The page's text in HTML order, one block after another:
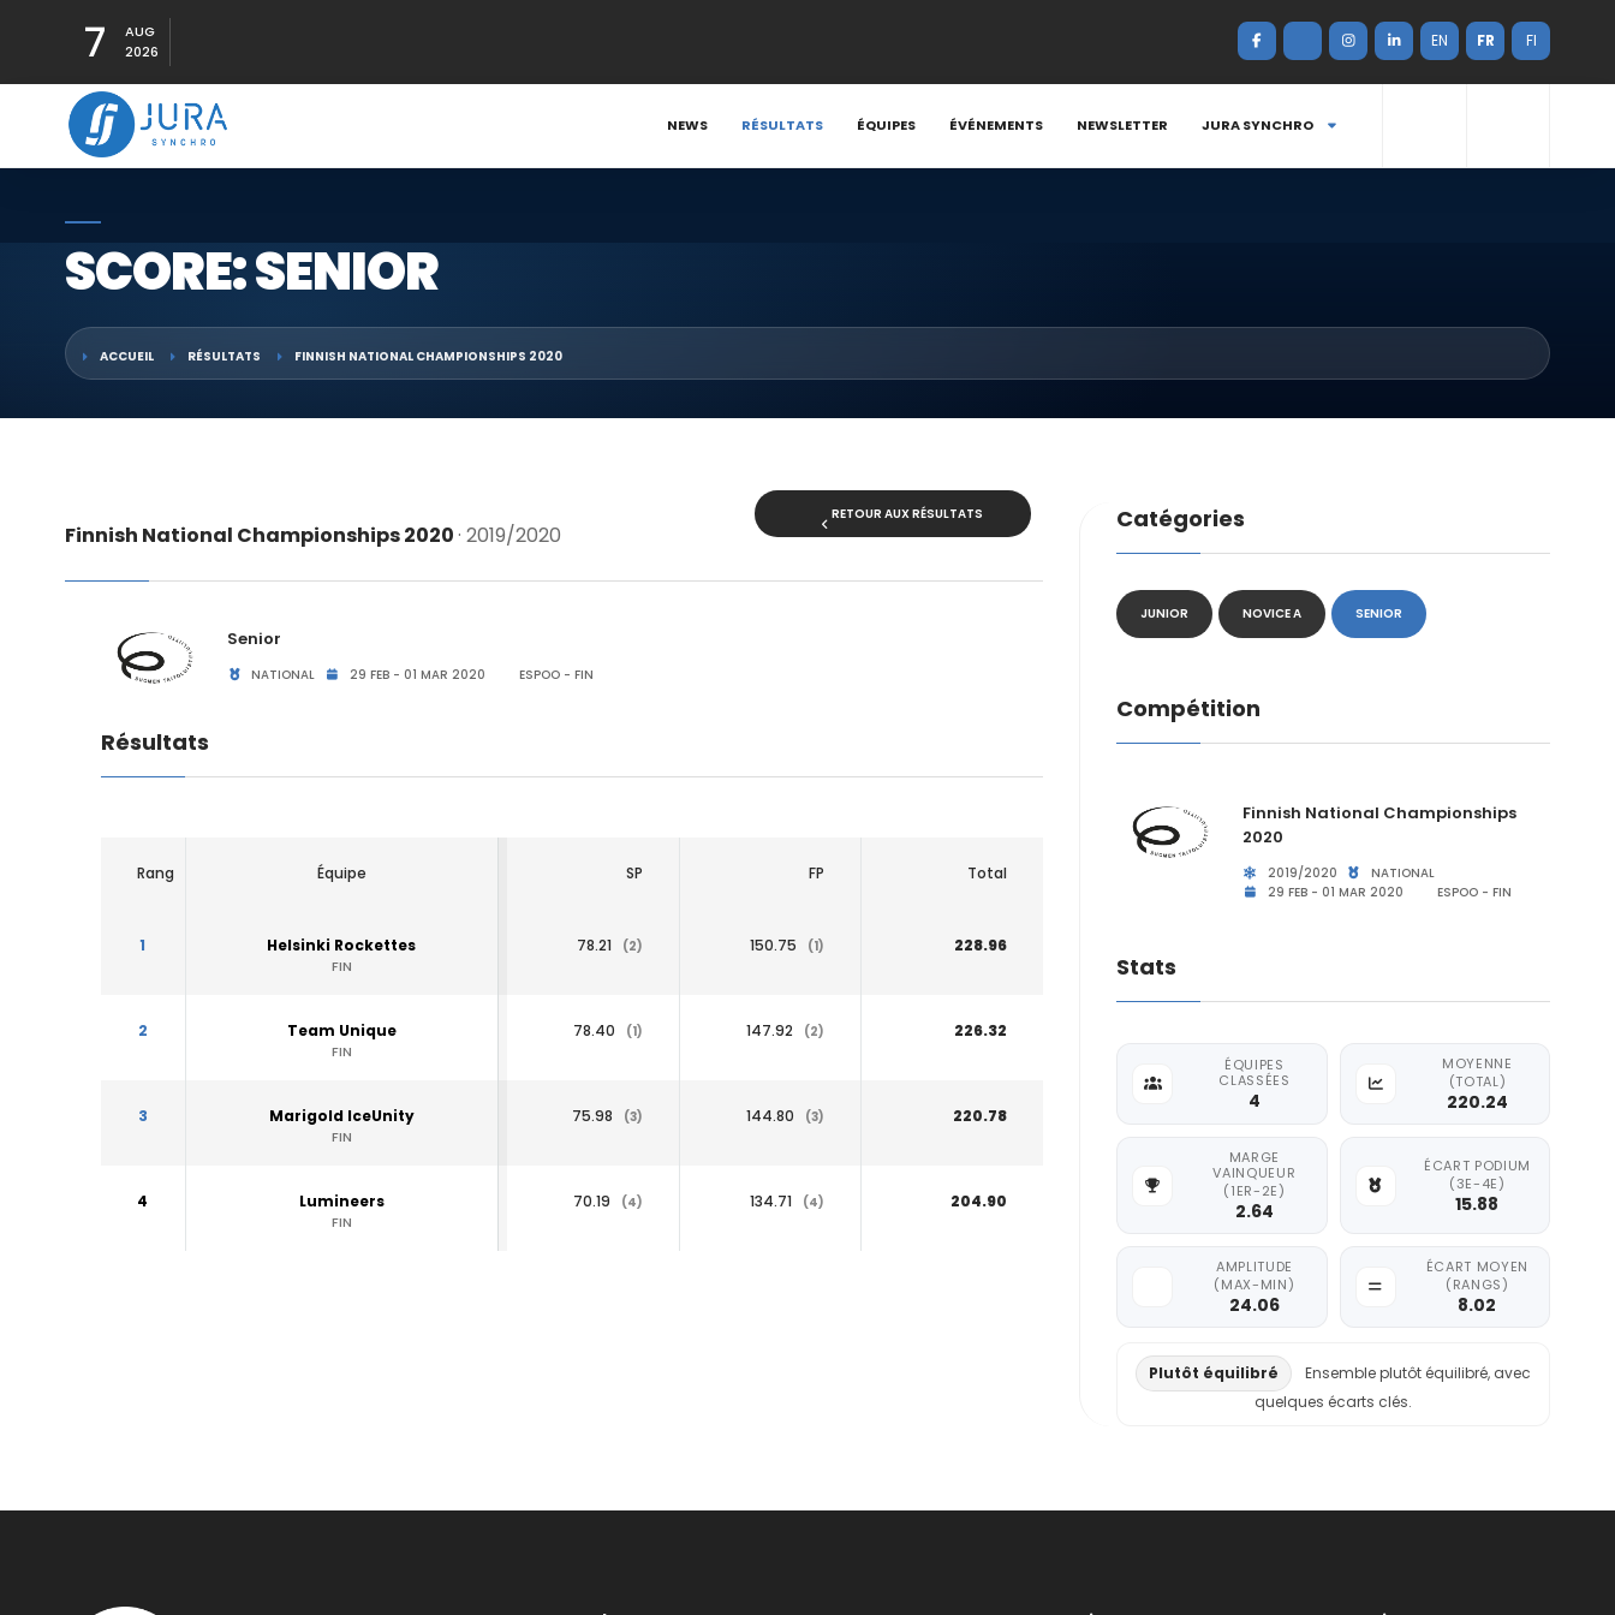
7
AUG
2026
EN FR FI
NEWS RÉSULTATS ÉQUIPES ÉVÉNEMENTS NEWSLETTER JURA SYNCHRO
SCORE: SENIOR
ACCUEIL RÉSULTATS FINNISH NATIONAL CHAMPIONSHIPS 2020
Finnish National Championships 2020· 2019/2020
RETOUR AUX RÉSULTATS
Senior
NATIONAL 29 FEB - 01 MAR 2020 ESPOO - FIN
Résultats
Rang Équipe SP FP Total
1 Helsinki Rockettes
FIN
78.21 (2) 150.75 (1) 228.96
2 Team Unique
FIN
78.40 (1) 147.92 (2) 226.32
3 Marigold IceUnity
FIN
75.98 (3) 144.80 (3) 220.78
4 Lumineers
FIN
70.19 (4) 134.71 (4) 204.90
Catégories
JUNIOR NOVICE A SENIOR
Compétition
Finnish National Championships
2020
2019/2020
NATIONAL
29 FEB - 01 MAR 2020
ESPOO - FIN
Stats
ÉQUIPES
CLASSÉES
4
MOYENNE
(TOTAL)
220.24
MARGE
VAINQUEUR
(1ER-2E)
2.64
ÉCART PODIUM
(3E-4E)
15.88
AMPLITUDE
(MAX-MIN)
24.06
ÉCART MOYEN
(RANGS)
8.02
Plutôt équilibré
Ensemble plutôt équilibré, avec
quelques écarts clés.